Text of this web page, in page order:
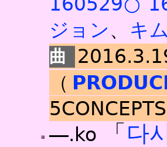
ジョン、 キ
（
5CONCEPTS
―.ko
「 다